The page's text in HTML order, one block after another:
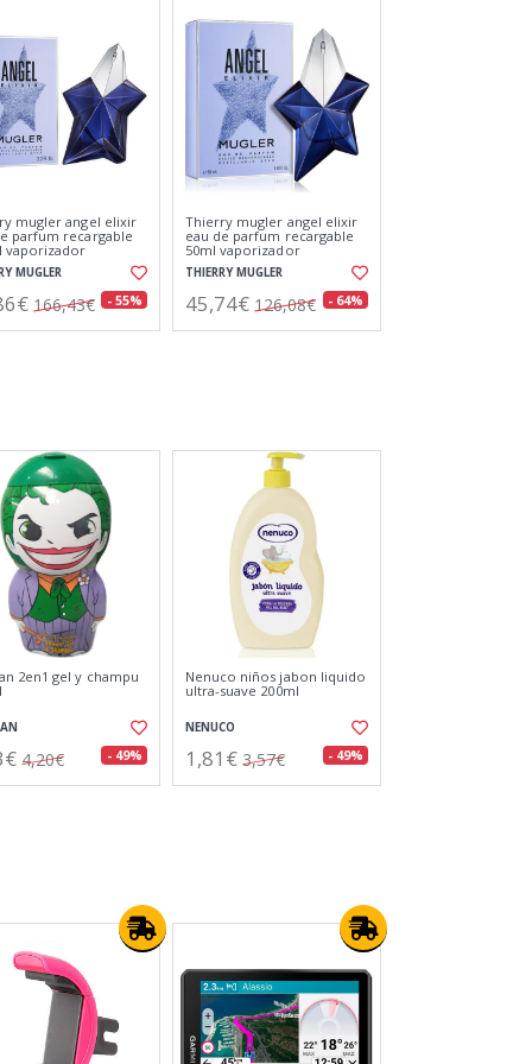
mr.burberry eau
50ml
86,60€ - 61%
Azzaro twin eau de toilette
women 80ml
LORIS AZZARO
19,82€ 78,65€ - 75%
digital de
50,90€ - 26%
Interapothek Crema Noche
Colageno+ 50ml
INTERAPOTHEK
12,54€ 15,69€ - 20%